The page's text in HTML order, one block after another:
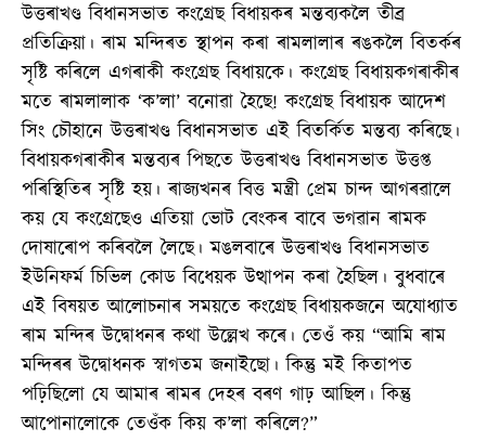
উত্তৰাখণ্ড বিধানসভাত কংগ্ৰেছ বিধায়কৰ মন্তব্যকলৈ তীব্ৰ
প্ৰতিক্ৰিয়া। ৰাম মন্দিৰত স্থাপন কৰা ৰামলালাৰ ৰঙকলৈ বিতৰ্কৰ
সৃষ্টি কৰিলে এগৰাকী কংগ্ৰেছ বিধায়কে। কংগ্ৰেছ বিধায়কগৰাকীৰ
মতে ৰামলালাক ‘ক’লা’ বনোৱা হৈছে! কংগ্ৰেছ বিধায়ক আদেশ
সিং চৌহানে উত্তৰাখণ্ড বিধানসভাত এই বিতৰ্কিত মন্তব্য কৰিছে।
বিধায়কগৰাকীৰ মন্তব্যৰ পিছতে উত্তৰাখণ্ড বিধানসভাত উত্তপ্ত
পৰিস্থিতিৰ সৃষ্টি হয়। ৰাজ্যখনৰ বিত্ত মন্ত্ৰী প্ৰেম চান্দ আগৰৱালে
কয় যে কংগ্ৰেছেও এতিয়া ভোট বেংকৰ বাবে ভগৱান ৰামক
দোষাৰোপ কৰিবলৈ লৈছে। মঙলবাৰে উত্তৰাখণ্ড বিধানসভাত
ইউনিফৰ্ম চিভিল কোড বিধেয়ক উত্থাপন কৰা হৈছিল। বুধবাৰে
এই বিষয়ত আলোচনাৰ সময়তে কংগ্ৰেছ বিধায়কজনে অযোধ্যাত
ৰাম মন্দিৰ উদ্বোধনৰ কথা উল্লেখ কৰে। তেওঁ কয় “আমি ৰাম
মন্দিৰৰ উদ্বোধনক স্বাগতম জনাইছো। কিন্তু মই কিতাপত
পঢ়িছিলো যে আমাৰ ৰামৰ দেহৰ বৰণ গাঢ় আছিল। কিন্তু
আপোনালোকে তেওঁক কিয় ক’লা কৰিলে?”